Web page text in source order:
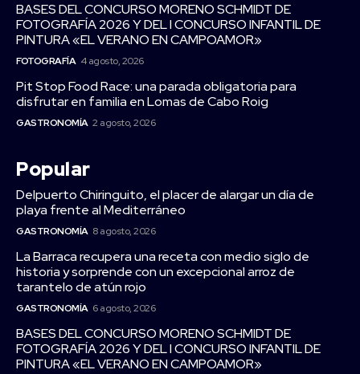
BASES DEL CONCURSO MORENO SCHMIDT DE
FOTOGRAFÍA 2026 Y DEL I CONCURSO INFANTIL DE
PINTURA «EL VERANO EN CAMPOAMOR»
FOTOGRAFÍA 4 agosto, 2026
Pit Stop Food Race: una parada obligatoria para
disfrutar en familia en Lomas de Cabo Roig
GASTRONOMÍA 2 agosto, 2026
Popular
Delpuerto Chiringuito, el placer de alargar un día de
playa frente al Mediterráneo
GASTRONOMÍA 8 agosto, 2026
La Barraca recupera una receta con medio siglo de
historia y sorprende con un excepcional arroz de
tarantelo de atún rojo
GASTRONOMÍA 6 agosto, 2026
BASES DEL CONCURSO MORENO SCHMIDT DE
FOTOGRAFÍA 2026 Y DEL I CONCURSO INFANTIL DE
PINTURA «EL VERANO EN CAMPOAMOR»